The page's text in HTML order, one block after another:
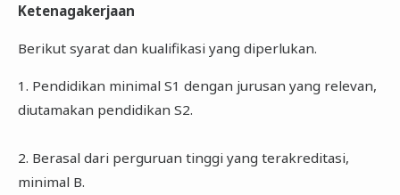
Ketenagakerjaan
Berikut syarat dan kualifikasi yang diperlukan.
1. Pendidikan minimal S1 dengan jurusan yang relevan,
diutamakan pendidikan S2.
2. Berasal dari perguruan tinggi yang terakreditasi,
minimal B.